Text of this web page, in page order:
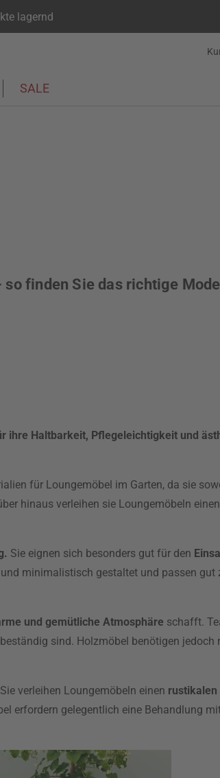
lagernd
SALE
finden Sie das richtige
ihre Haltbarkeit, Pflegeleichtigkeit und
für Loungemöbel im Garten, da sie
hinaus verleihen sie Loungemöbeln
Sie eignen sich besonders gut für den
minimalistisch gestaltet und passen
und gemütliche Atmosphäre schafft.
sind. Holzmöbel benötigen jedoch
verleihen Loungemöbeln einen
erfordern gelegentlich eine Behandlung